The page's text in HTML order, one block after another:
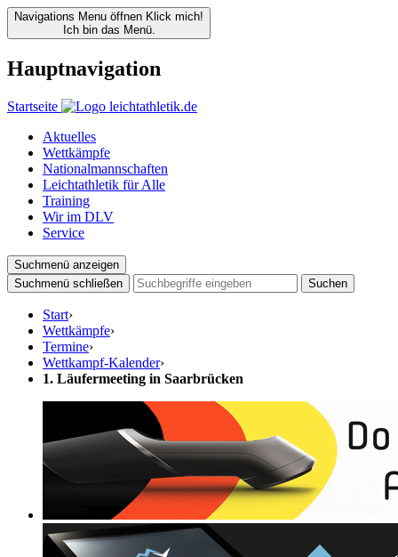
Navigations Menu öffnen Klick mich!
Ich bin das Menü.
Hauptnavigation
Startseite
Aktuelles
Wettkämpfe
Nationalmannschaften
Leichtathletik für Alle
Training
Wir im DLV
Service
Suchmenü anzeigen
Suchmenü schließen
Suchen
Start›
Wettkämpfe›
Termine›
Wettkampf-Kalender›
1. Läufermeeting in Saarbrücken